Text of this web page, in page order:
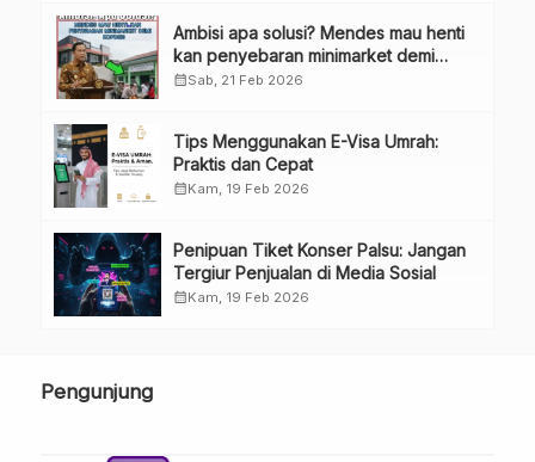
Ambisi apa solusi? Mendes mau henti
kan penyebaran minimarket demi
kopdes.
calendar_monthSab, 21 Feb 2026
Tips Menggunakan E-Visa Umrah:
Praktis dan Cepat
calendar_monthKam, 19 Feb 2026
Penipuan Tiket Konser Palsu: Jangan
Tergiur Penjualan di Media Sosial
calendar_monthKam, 19 Feb 2026
Pengunjung